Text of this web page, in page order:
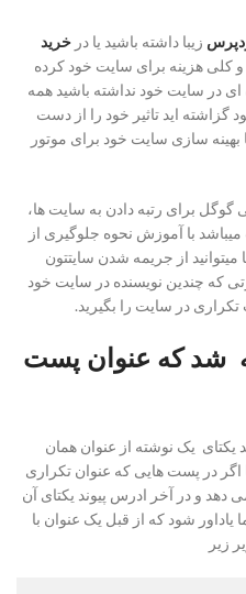
زیبا داشته باشید یا در خرید
کلی هزینه برای سایت خود کرده
ای در سایت خود نداشته باشید همه
اید تاثیر خود را از دست
بهینه سازی سایت خود برای موتور
گوگل برای رتبه دادن به سایت ها،
با آموزش نحوه جلوگیری از
از جریمه شدن سایتتون
که چندین نویسنده در سایت خود
در سایت را بگیرید.
شد که عنوان پست
یک نوشته از عنوان همان
اگر در پست هایی که عنوان تکراری
و در آخر ادرس پیوند یکتای آن
شود که از قبل یک عنوان با
زیر